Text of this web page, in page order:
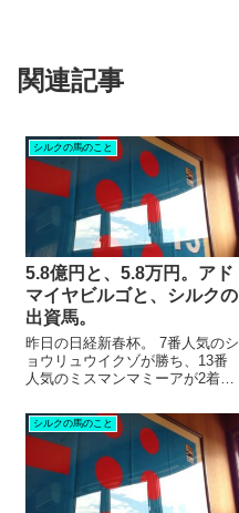
関連記事
シルクの馬のこと
5.8億円と、5.8万円。アド
マイヤビルゴと、シルクの
出資馬。
昨日の日経新春杯。 7番人気のシ
ョウリュウイクゾが勝ち、13番
人気のミスマンマミーアが2着
ドマイヤビルゴは10着。 初めて
掲示板を外してしまいました。
これで彼の成績は 。 まだキャリ
アも浅いし、また稼いでく...
シルクの馬のこと